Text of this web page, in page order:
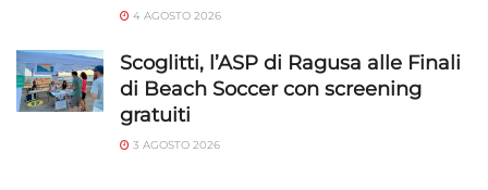
4 AGOSTO 2026
Scoglitti, l’ASP di Ragusa alle Finali
di Beach Soccer con screening
gratuiti
3 AGOSTO 2026